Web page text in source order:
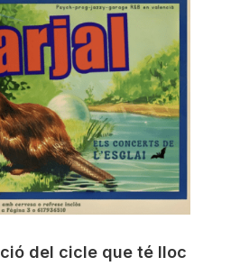
del cicle que té lloc